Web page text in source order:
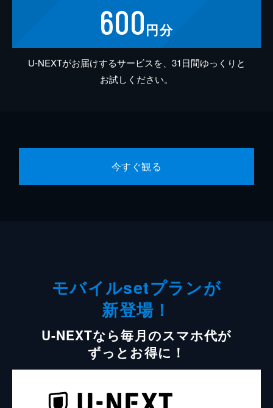
600円分
U-NEXTがお届けするサービスを、31日間ゆっくりと
お試しください。
今すぐ観る
モバイルsetプランが
新登場！
U-NEXTなら毎月のスマホ代が
ずっとお得に！